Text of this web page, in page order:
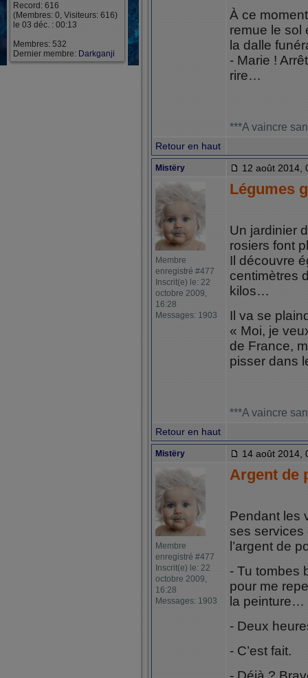
Record: 616
(Membres: 0, Visiteurs: 616)
le 03 déc. : 00:13
Membres: 532
Dernier membre: Darkganji
À ce
remue le sol
la dalle
- Marie !
rire…
***A vaincre
Retour en haut
Mistëry 12 août 2014,
Membre
enregistré #477
Inscrit(e) le: 22
octobre 2009,
16:28
Messages: 1903
Légumes
Un jardinier
rosiers font
Il découvre
centimètres
kilos…
Il va se
« Moi, je
de France,
pisser dans
***A vaincre
Retour en haut
Mistëry 14 août 2014,
Membre
enregistré #477
Inscrit(e) le: 22
octobre 2009,
16:28
Messages: 1903
Argent de
Pendant les
ses services
l’argent de
- Tu tombes
pour me
la peinture…
- Deux
- C’est fait.